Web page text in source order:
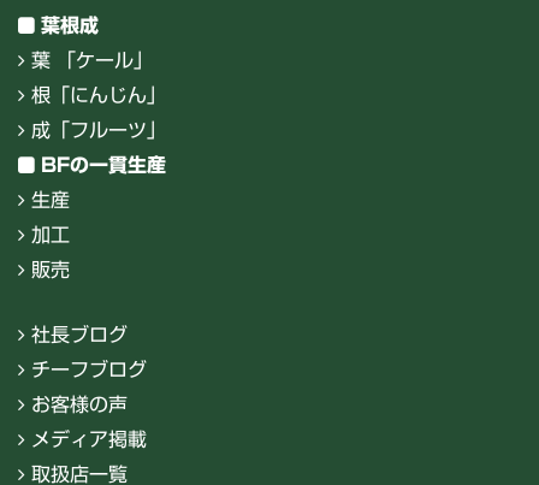
葉根成
葉 「ケール」
根「にんじん」
成「フルーツ」
BFの一貫生産
生産
加工
販売
社長ブログ
チーフブログ
お客様の声
メディア掲載
取扱店一覧